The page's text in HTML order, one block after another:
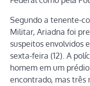
Segundo a tenente-
Militar, Ariadna foi
suspeitos envolvidos
sexta-feira (12). A
homem em um
encontrado, mas três